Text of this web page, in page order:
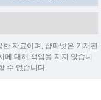
자료이며, 샵마넷은 기재된
대해 책임을 지지 않습니
수 없습니다.